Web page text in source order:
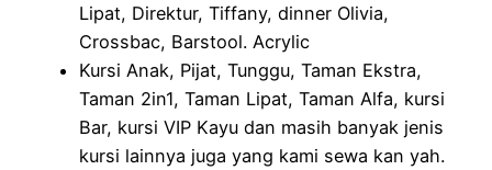
Lipat, Direktur, Tiffany, dinner Olivia,
Crossbac, Barstool. Acrylic
Kursi Anak, Pijat, Tunggu, Taman Ekstra,
Taman 2in1, Taman Lipat, Taman Alfa, kursi
Bar, kursi VIP Kayu dan masih banyak jenis
kursi lainnya juga yang kami sewa kan yah.